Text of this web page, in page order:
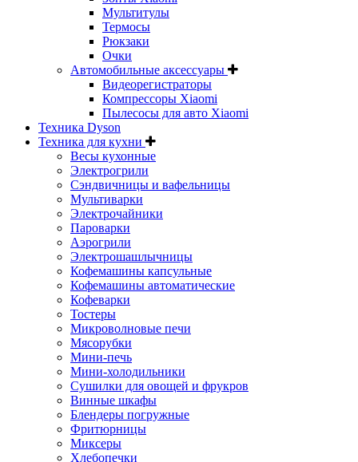
Мультитулы
Термосы
Рюкзаки
Очки
Автомобильные аксессуары
Видеорегистраторы
Компрессоры Xiaomi
Пылесосы для авто Xiaomi
Техника Dyson
Техника для кухни
Весы кухонные
Электрогрили
Сэндвичницы и вафельницы
Мультиварки
Электрочайники
Пароварки
Аэрогрили
Электрошашлычницы
Кофемашины капсульные
Кофемашины автоматические
Кофеварки
Тостеры
Микроволновые печи
Мясорубки
Мини-печь
Мини-холодильники
Сушилки для овощей и фрукров
Винные шкафы
Блендеры погружные
Фритюрницы
Миксеры
Хлебопечки